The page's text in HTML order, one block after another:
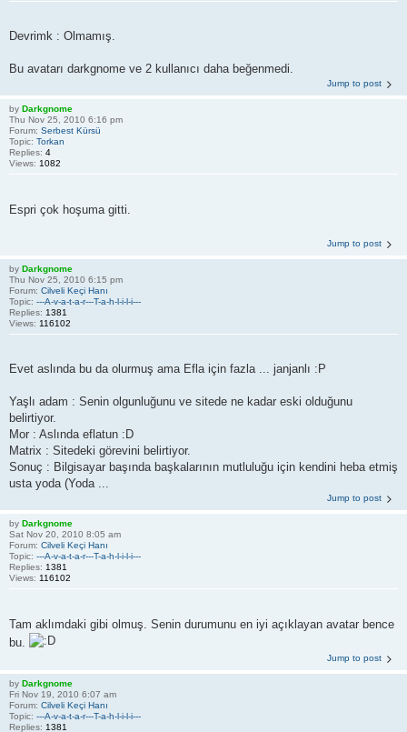
Devrimk : Olmamış.
Bu avatarı darkgnome ve 2 kullanıcı daha beğenmedi.
Jump to post
by Darkgnome
Thu Nov 25, 2010 6:16 pm
Forum: Serbest Kürsü
Topic: Torkan
Replies: 4
Views: 1082
Espri çok hoşuma gitti.
Jump to post
by Darkgnome
Thu Nov 25, 2010 6:15 pm
Forum: Cilveli Keçi Hanı
Topic: ---A-v-a-t-a-r---T-a-h-l-i-l-i---
Replies: 1381
Views: 116102
Evet aslında bu da olurmuş ama Efla için fazla ... janjanlı :P
Yaşlı adam : Senin olgunluğunu ve sitede ne kadar eski olduğunu
belirtiyor.
Mor : Aslında eflatun :D
Matrix : Sitedeki görevini belirtiyor.
Sonuç : Bilgisayar başında başkalarının mutluluğu için kendini heba etmiş
usta yoda (Yoda ...
Jump to post
by Darkgnome
Sat Nov 20, 2010 8:05 am
Forum: Cilveli Keçi Hanı
Topic: ---A-v-a-t-a-r---T-a-h-l-i-l-i---
Replies: 1381
Views: 116102
Tam aklımdaki gibi olmuş. Senin durumunu en iyi açıklayan avatar bence
bu.
Jump to post
by Darkgnome
Fri Nov 19, 2010 6:07 am
Forum: Cilveli Keçi Hanı
Topic: ---A-v-a-t-a-r---T-a-h-l-i-l-i---
Replies: 1381